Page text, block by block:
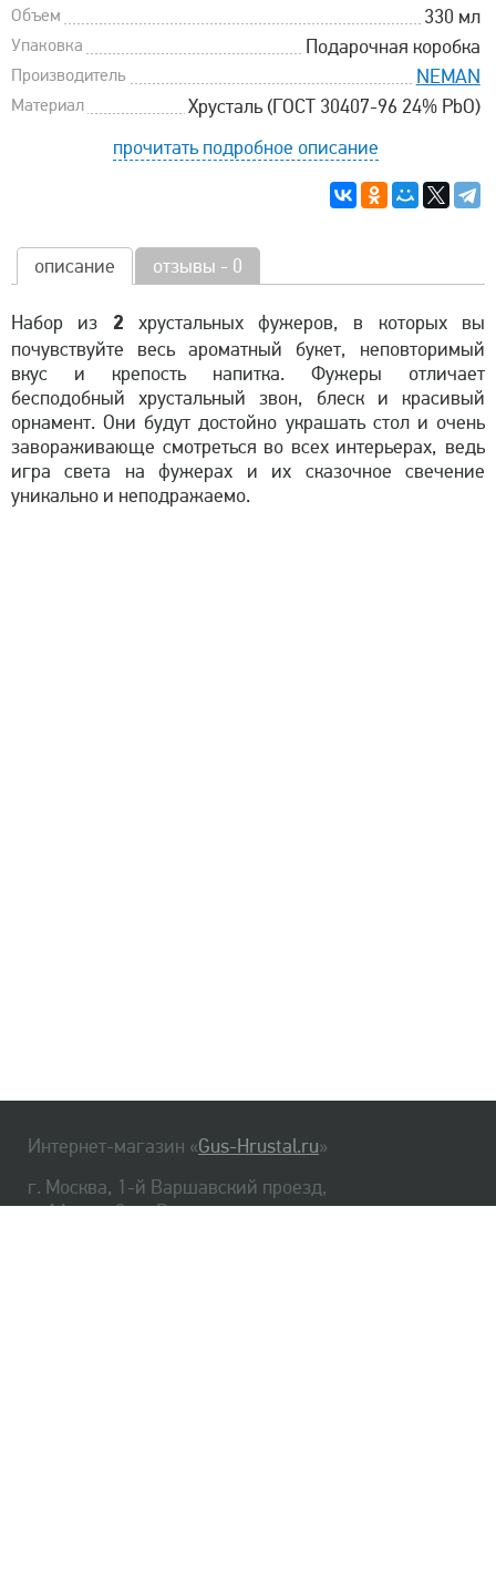
Объем 330 мл
Упаковка Подарочная коробка
Производитель NEMAN
Материал
Хрусталь (ГОСТ 30407-96 24% PbO)
прочитать подробное описание
описание отзывы - 0
Набор из 2 хрустальных фужеров, в которых вы
почувствуйте весь ароматный букет, неповторимый
вкус и крепость напитка. Фужеры отличает
бесподобный хрустальный звон, блеск и красивый
орнамент. Они будут достойно украшать стол и очень
завораживающе смотреться во всех интерьерах, ведь
игра света на фужерах и их сказочное свечение
уникально и неподражаемо.
Интернет-магазин «Gus-Hrustal.ru»
г. Москва, 1-й Варшавский проезд,
д. 1А, стр. 3, м. Варшавская